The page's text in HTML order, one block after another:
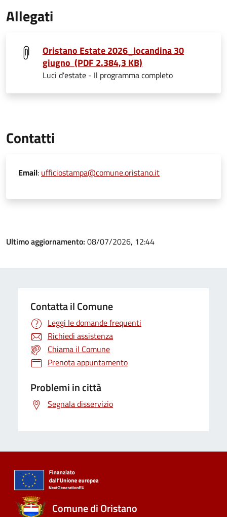
Allegati
Oristano Estate 2026_locandina 30
giugno (PDF 2.384,3 KB)
Luci d'estate - Il programma completo
Contatti
Email: ufficiostampa@comune.oristano.it
Ultimo aggiornamento: 08/07/2026, 12:44
Contatta il Comune
Leggi le domande frequenti
Richiedi assistenza
Chiama il Comune
Prenota appuntamento
Problemi in città
Segnala disservizio
Comune di Oristano